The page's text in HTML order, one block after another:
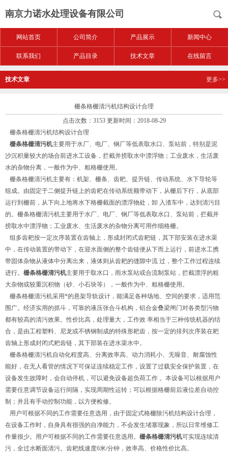
南京力诺水处理设备有限公司
网站首页 公司简介 产品展示 新闻中心
联系我们 产品目录 技术文章 在线留言
技术文章 更多>>
栅条格栅清污机结构设计合理
点击次数：3153 更新时间：2018-08-29
栅条格栅清污机结构设计合理
栅条格栅清污机主要用于水厂、电厂、钢厂等低表取水口、泵站前，特别是泥
沙沉积量较大的场合前进水工设备，拦截并捞取水中漂浮物；工业废水，生活废
水的杂物分离，一般作为中、粗格栅使用。
栅条格栅清污机主要有：机架、栅条、齿耙、提升链、传动系统、水下导轮等
组成。由固定于二侧提升链上的齿耙在传动系统额带动下，从栅后下行，从底部
运行到栅前，从下向上地将水下格栅截面的漂浮物处，卸 入渣车中，达到清污目
的。栅条格栅清污机主要用于水厂、电厂、钢厂等低表取水口、泵站前，拦截并
捞取水中漂浮物；工业废水、生活废水的杂物分离可用作细格栅。
组多齿耙按一定次序装置在齿轴上，形成封闭式齿耙链，其下部安装在进水渠
中，在传动装置的带动下，在迎水面侧的整个齿链便从下而上运行，前进水工携
带固体杂物从液体中分离出来，液体则从齿耙的缝隙中流 过，整个工作过程连续
进行。 栅条格栅清污机主要用于取水口，雨水泵站或合流制泵站，拦截漂浮的粗
大杂物或较重沉积物（砂、小石块等），一般作为中、粗格栅使用。
栅条格栅清污机采用*的悬架导轨设计，能满足各种场地、空间的要求，适用范
围广。经济实用的抓斗，可靠的液压张合斗机构，铝合金叠梁闸门对各类型污物
都有较高的清污效果。性价比高，处理量大，工作效 率相当于三种传统机器的结
合，是由工程塑料、尼龙或不锈钢制成的特殊形耙齿，按一定的排列次序装在耙
齿轴上形成封闭式耙齿链，其下部装在进水渠水中。
栅条格栅清污机自动化程度高、分离效率高、动力消耗小、无噪音、耐腐蚀性
能好，在无人看管的情况下可保证连续稳定工作，设置了过载安全保护装置，在
设备发生故障时，会自动停机，可以避免设备超负荷工作 。本设备可以根据用户
需要任意调节设备运行间隔，实现周期性运转；可以根据格栅前后液位差自动控
制；并且有手动控制功能，以方便检修。
用户可根据不同的工作需要任意选用，由于固定式格栅除污机结构设计合理，
在设备工作时，自身具有很强的自净能力，不会发生堵塞现象，所以日常维修工
作量很少。用户可根据不同的工作需要任意选用。 栅条格栅清污机可实现连续清
污，全过水断面清污。齿耙线速度6米/分钟，效率高、价格性价比高。